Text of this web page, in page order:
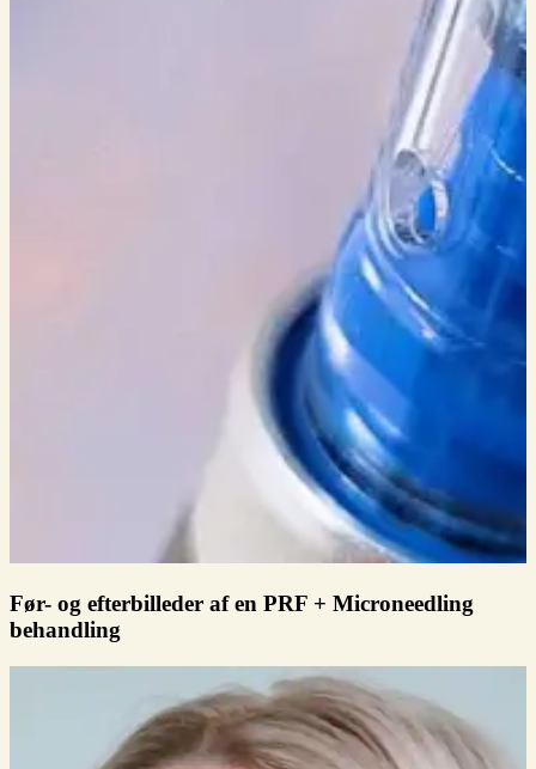
Før- og efterbilleder af en PRF + Microneedling
behandling